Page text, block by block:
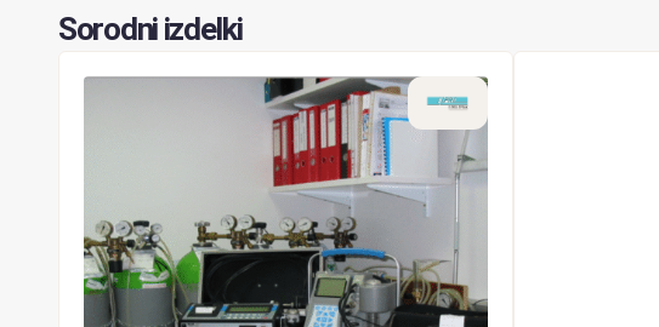
Sorodni izdelki